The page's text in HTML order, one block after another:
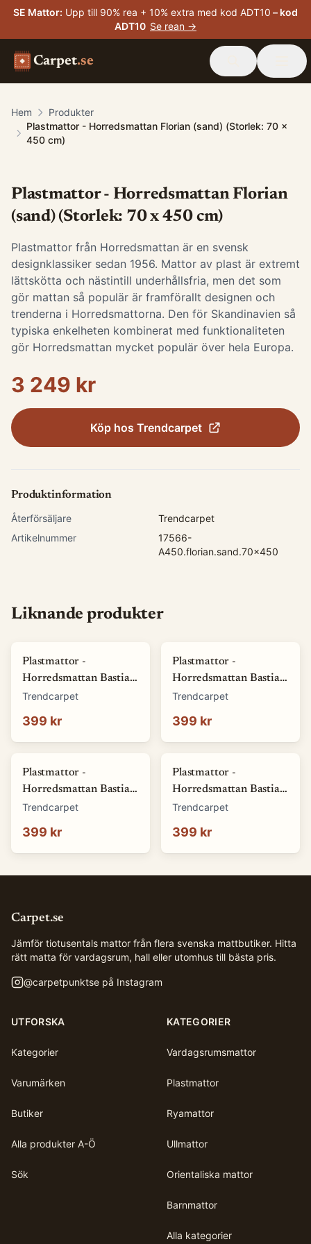
SE Mattor: Upp till 90% rea + 10% extra med kod ADT10 – kod
ADT10 Se rean →
Carpet.se
Hem
Produkter
Plastmattor - Horredsmattan Florian (sand) (Storlek: 70 x
450 cm)
Plastmattor - Horredsmattan Florian
(sand) (Storlek: 70 x 450 cm)
Plastmattor från Horredsmattan är en svensk
designklassiker sedan 1956. Mattor av plast är extremt
lättskötta och nästintill underhållsfria, men det som
gör mattan så populär är framförallt designen och
trenderna i Horredsmattorna. Den för Skandinavien så
typiska enkelheten kombinerat med funktionaliteten
gör Horredsmattan mycket populär över hela Europa.
3 249 kr
Köp hos Trendcarpet
Produktinformation
Återförsäljare
Trendcarpet
Artikelnummer
17566-
A450.florian.sand.70x450
Liknande produkter
Plastmattor -
Horredsmattan Bastian
(grön) (Storlek: 70 x 50
Trendcarpet
399 kr
Plastmattor -
Horredsmattan Bastian
(röd) (Storlek: 70 x 50
Trendcarpet
399 kr
Plastmattor -
Horredsmattan Bastian
(blå) (Storlek: 70 x 50
Trendcarpet
399 kr
Plastmattor -
Horredsmattan Bastian
(brun) (Storlek: 70 x 50
Trendcarpet
399 kr
Carpet.se
Jämför tiotusentals mattor från flera svenska mattbutiker. Hitta
rätt matta för vardagsrum, hall eller utomhus till bästa pris.
@carpetpunktse på Instagram
UTFORSKA
Kategorier
Varumärken
Butiker
Alla produkter A-Ö
Sök
KATEGORIER
Vardagsrumsmattor
Plastmattor
Ryamattor
Ullmattor
Orientaliska mattor
Barnmattor
Alla kategorier